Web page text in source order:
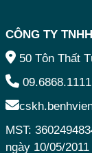
CÔNG TY
50 Tôn Thất
09.6868.1111
MST:
ngày 10/05/2011